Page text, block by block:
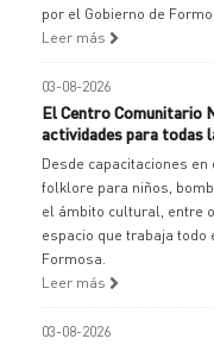
por el Gobierno de
Leer más
03-08-2026
El Centro Comunitario
actividades para todas
Desde capacitaciones
folklore para niños,
el ámbito cultural, entre
espacio que trabaja todo
Formosa.
Leer más
03-08-2026